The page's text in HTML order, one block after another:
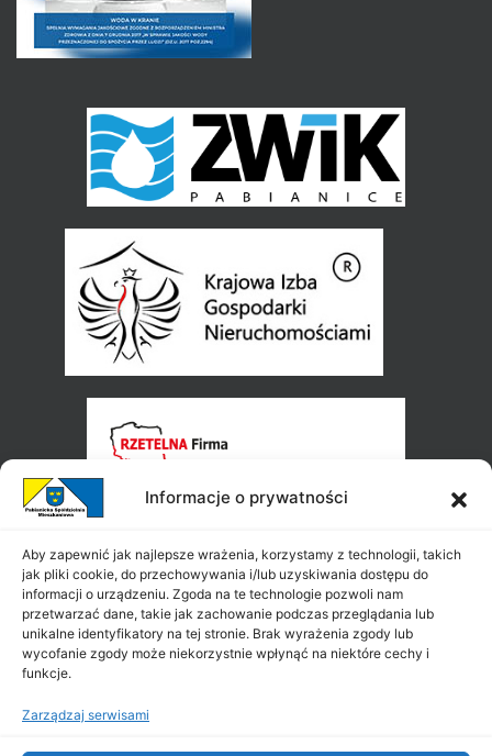
Informacje o prywatności
Aby zapewnić jak najlepsze wrażenia, korzystamy z technologii, takich
jak pliki cookie, do przechowywania i/lub uzyskiwania dostępu do
informacji o urządzeniu. Zgoda na te technologie pozwoli nam
przetwarzać dane, takie jak zachowanie podczas przeglądania lub
unikalne identyfikatory na tej stronie. Brak wyrażenia zgody lub
wycofanie zgody może niekorzystnie wpłynąć na niektóre cechy i
funkcje.
Zarządzaj serwisami